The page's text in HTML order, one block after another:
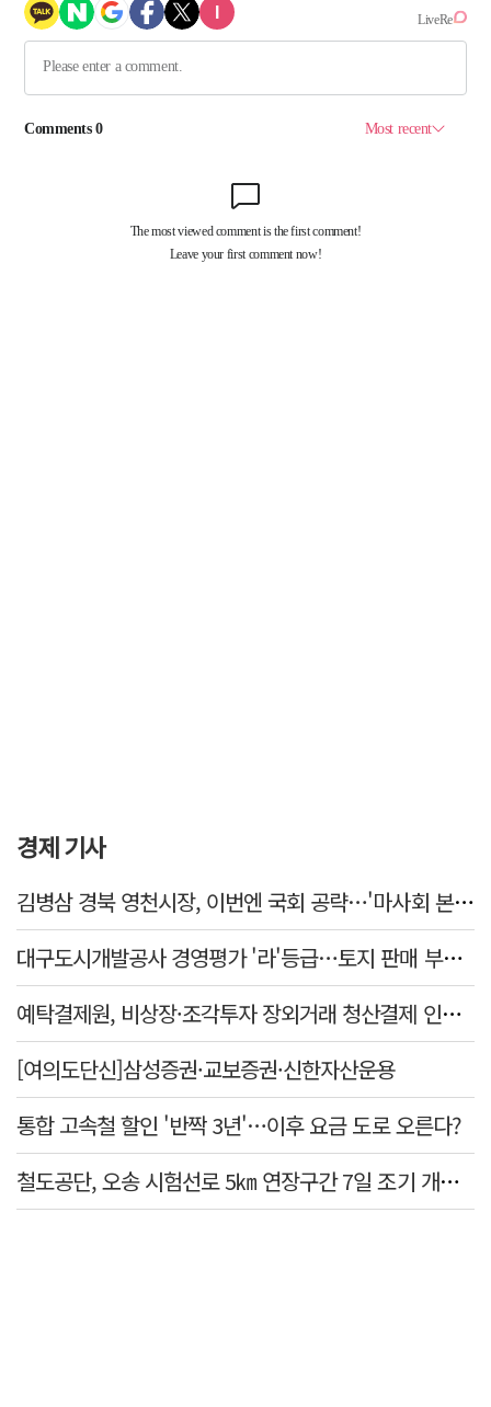
경제 기사
김병삼 경북 영천시장, 이번엔 국회 공략…'마사회 본사 이전·광역교통망 확충' 요청
대구도시개발공사 경영평가 '라'등급…토지 판매 부진에 1년 만에 두 단계 '뚝'
예탁결제원, 비상장·조각투자 장외거래 청산결제 인프라 구축 착수…연내 가동
[여의도단신]삼성증권·교보증권·신한자산운용
통합 고속철 할인 '반짝 3년'…이후 요금 도로 오른다?
철도공단, 오송 시험선로 5㎞ 연장구간 7일 조기 개통…LA 메트로 사업 지원